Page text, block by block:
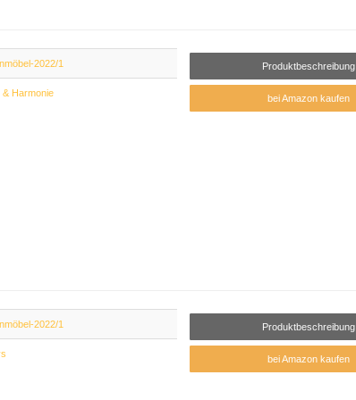
2022/1
& Harmonie
Produktbeschreibung
bei Amazon kaufen
2022/1 Produktbeschreibung
bei Amazon kaufen